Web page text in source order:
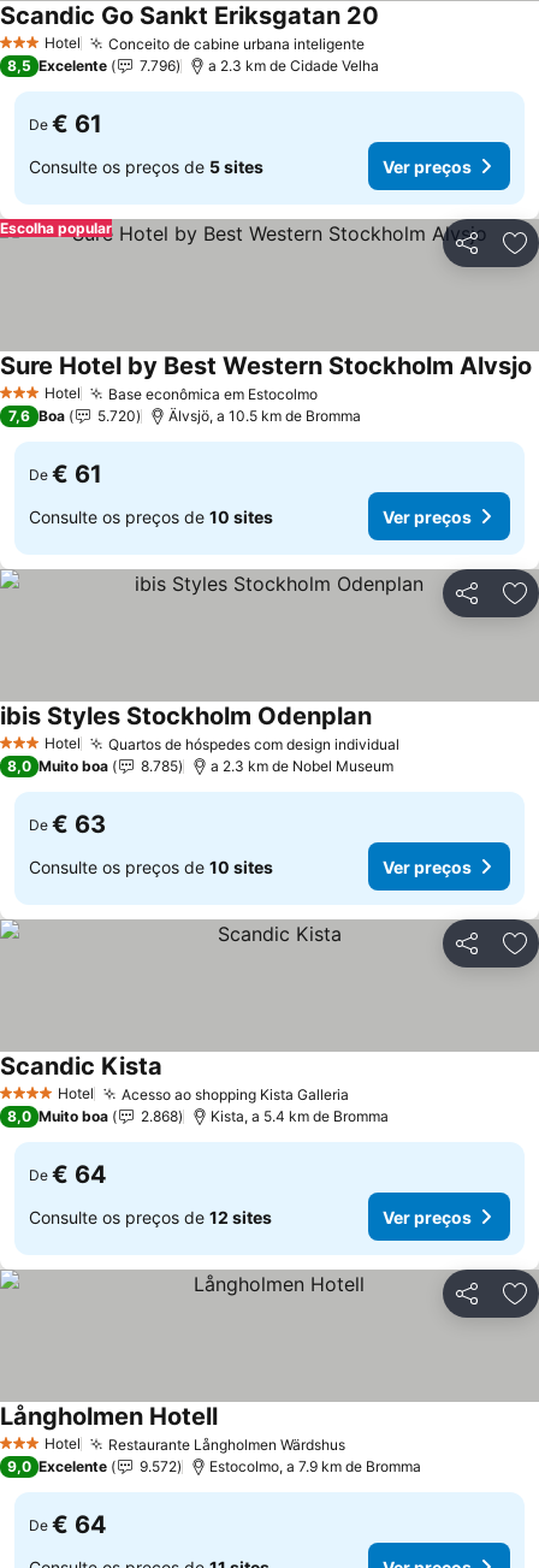
3 EstrelasHotel Conceito de cabine urbana inteligenteVer preços
Scandic Go Sankt Eriksgatan 20
8,5 Excelente 7.796 a 2.3 km de Cidade Velha
De € 61
Consulte os preços de 5 sites Ver preços
Partilhar
Escolha popular
3 EstrelasHotel Base econômica em EstocolmoVer preços
Sure Hotel by Best Western Stockholm Alvsjo
7,6 Boa 5.720 Älvsjö, a 10.5 km de Bromma
De € 61
Consulte os preços de 10 sites Ver preços
Partilhar
3 EstrelasHotel Quartos de hóspedes com design individual
ibis Styles Stockholm OdenplanVer preços
8,0 Muito boa 8.785 a 2.3 km de Nobel Museum
De € 63
Consulte os preços de 10 sites Ver preços
Partilhar
4 EstrelasHotel Acesso ao shopping Kista Galleria
Scandic Kista
8,0 Muito boa 2.868 Kista, a 5.4 km de Bromma
De € 64
Consulte os preços de 12 sites Ver preços
Partilhar
3 EstrelasHotel Restaurante Långholmen WärdshusVer preços
Långholmen HotellVer preços
9,0 Excelente 9.572 Estocolmo, a 7.9 km de Bromma
De € 64